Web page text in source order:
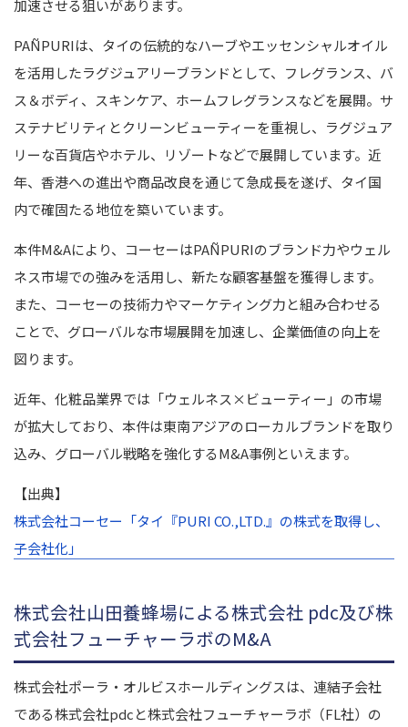
加速させる狙いがあります。
PAÑPURIは、タイの伝統的なハーブやエッセンシャルオイル
を活用したラグジュアリーブランドとして、フレグランス、バ
ス＆ボディ、スキンケア、ホームフレグランスなどを展開。サ
ステナビリティとクリーンビューティーを重視し、ラグジュア
リーな百貨店やホテル、リゾートなどで展開しています。近
年、香港への進出や商品改良を通じて急成長を遂げ、タイ国
内で確固たる地位を築いています。
本件M&Aにより、コーセーはPAÑPURIのブランド力やウェル
ネス市場での強みを活用し、新たな顧客基盤を獲得します。
また、コーセーの技術力やマーケティング力と組み合わせる
ことで、グローバルな市場展開を加速し、企業価値の向上を
図ります。
近年、化粧品業界では「ウェルネス×ビューティー」の市場
が拡大しており、本件は東南アジアのローカルブランドを取り
込み、グローバル戦略を強化するM&A事例といえます。
【出典】
株式会社コーセー「タイ『PURI CO.,LTD.』の株式を取得し、
子会社化」
株式会社山田養蜂場による株式会社 pdc及び株
式会社フューチャーラボのM&A
株式会社ポーラ・オルビスホールディングスは、連結子会社
である株式会社pdcと株式会社フューチャーラボ（FL社）の